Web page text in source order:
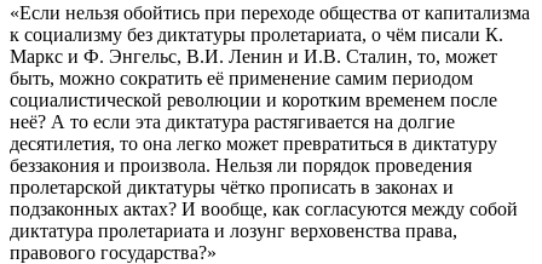
«Если нельзя обойтись при переходе общества от капитализма
к социализму без диктатуры пролетариата, о чём писали К.
Маркс и Ф. Энгельс, В.И. Ленин и И.В. Сталин, то, может
быть, можно сократить её применение самим периодом
социалистической революции и коротким временем после
неё? А то если эта диктатура растягивается на долгие
десятилетия, то она легко может превратиться в диктатуру
беззакония и произвола. Нельзя ли порядок проведения
пролетарской диктатуры чётко прописать в законах и
подзаконных актах? И вообще, как согласуются между собой
диктатура пролетариата и лозунг верховенства права,
правового государства?»